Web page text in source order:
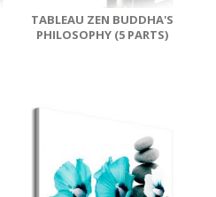
TABLEAU ZEN BUDDHA'S
PHILOSOPHY (5 PARTS)